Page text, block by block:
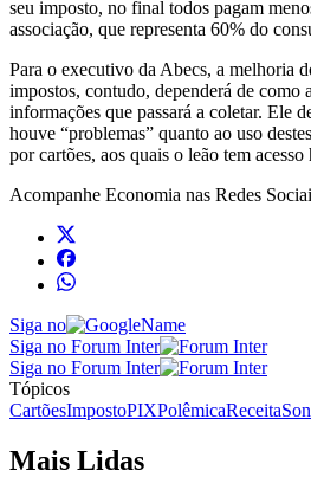
seu imposto, no final todos pagam
associação, que representa 60% do
Para o executivo da Abecs, a melhoria
impostos, contudo, dependerá de como
informações que passará a coletar. Ele
houve “problemas” quanto ao uso
por cartões, aos quais o leão tem acesso
Acompanhe Economia nas Redes
Siga no
Siga no Forum Inter
Siga no Forum Inter
Tópicos
CartõesImpostoPIXPolêmicaReceita
Mais Lidas